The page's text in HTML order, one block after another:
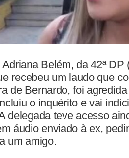
Belém, da 42ª
recebeu um laudo que
de Bernardo, foi
o inquérito e vai
delegada teve acesso
áudio enviado à ex,
um amigo.